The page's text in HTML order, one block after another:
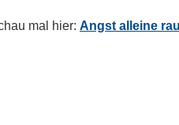
Angst alleine